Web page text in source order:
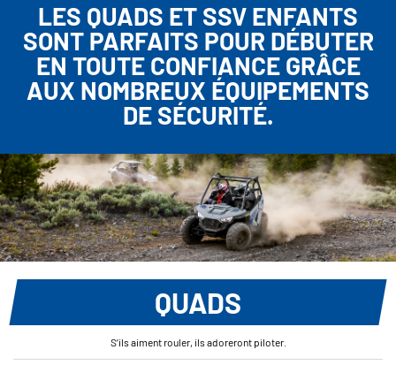
LES QUADS ET SSV ENFANTS
SONT PARFAITS POUR DÉBUTER
EN TOUTE CONFIANCE GRÂCE
AUX NOMBREUX ÉQUIPEMENTS
DE SÉCURITÉ.
QUADS
S’ils aiment rouler, ils adoreront piloter.